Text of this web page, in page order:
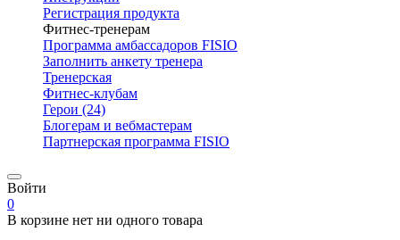
Регистрация продукта
Фитнес-тренерам
Программа амбассадоров FISIO
Заполнить анкету тренера
Тренерская
Фитнес-клубам
Герои (24)
Блогерам и вебмастерам
Партнерская программа FISIO
Войти
0
В корзине нет ни одного товара